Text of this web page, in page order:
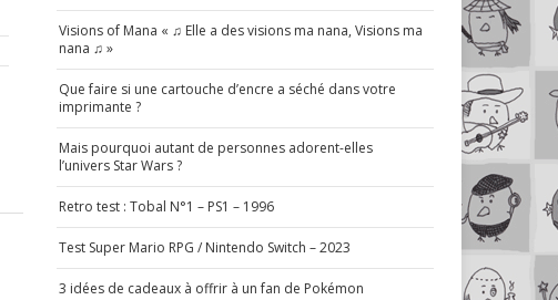
Visions of Mana « ♫ Elle a des visions ma nana, Visions ma
nana ♫ »
Que faire si une cartouche d’encre a séché dans votre
imprimante ?
Mais pourquoi autant de personnes adorent-elles
l’univers Star Wars ?
Retro test : Tobal N°1 – PS1 – 1996
Test Super Mario RPG / Nintendo Switch – 2023
3 idées de cadeaux à offrir à un fan de Pokémon